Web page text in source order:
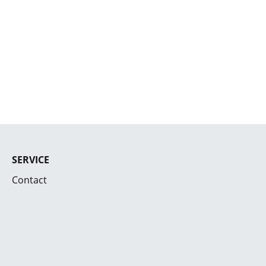
SERVICE
Contact